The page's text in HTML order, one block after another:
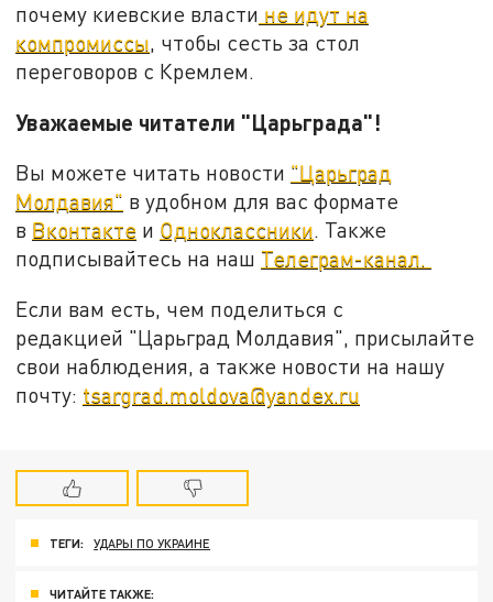
почему киевские власти не идут на
компромиссы, чтобы сесть за стол
переговоров с Кремлем.
Уважаемые читатели "Царьграда"!
Вы можете читать новости "Царьград
Молдавия" в удобном для вас формате
в Вконтакте и Одноклассники. Также
подписывайтесь на наш Телеграм-канал.
Если вам есть, чем поделиться с
редакцией "Царьград Молдавия", присылайте
свои наблюдения, а также новости на нашу
почту: tsargrad.moldova@yandex.ru
ТЕГИ: УДАРЫ ПО УКРАИНЕ
ЧИТАЙТЕ ТАКЖЕ: